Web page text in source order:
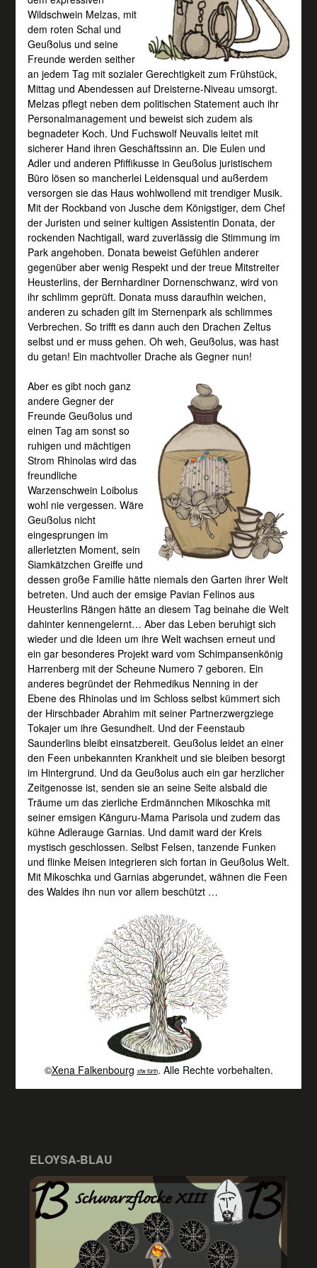
Wildschwein Melzas, mit
dem roten Schal und
Geußolus und seine
Freunde werden seither
an jedem Tag mit sozialer Gerechtigkeit zum Frühstück,
Mittag und Abendessen auf Dreisterne-Niveau umsorgt.
Melzas pflegt neben dem politischen Statement auch ihr
Personalmanagement und beweist sich zudem als
begnadeter Koch. Und Fuchswolf Neuvalis leitet mit
sicherer Hand ihren Geschäftssinn an. Die Eulen und
Adler und anderen Pfiffikusse in Geußolus juristischem
Büro lösen so mancherlei Leidensqual und außerdem
versorgen sie das Haus wohlwollend mit trendiger Musik.
Mit der Rockband von Jusche dem Königstiger, dem Chef
der Juristen und seiner kultigen Assistentin Donata, der
rockenden Nachtigall, ward zuverlässig die Stimmung im
Park angehoben. Donata beweist Gefühlen anderer
gegenüber aber wenig Respekt und der treue Mitstreiter
Heusterlins, der Bernhardiner Dornenschwanz, wird von
ihr schlimm geprüft. Donata muss daraufhin weichen,
anderen zu schaden gilt im Sternenpark als schlimmes
Verbrechen. So trifft es dann auch den Drachen Zeltus
selbst und er muss gehen. Oh weh, Geußolus, was hast
du getan! Ein machtvoller Drache als Gegner nun!
Aber es gibt noch ganz
andere Gegner der
Freunde Geußolus und
einen Tag am sonst so
ruhigen und mächtigen
Strom Rhinolas wird das
freundliche
Warzenschwein Loibolus
wohl nie vergessen. Wäre
Geußolus nicht
eingesprungen im
allerletzten Moment, sein
Siamkätzchen Greiffe und
dessen große Familie hätte niemals den Garten ihrer Welt
betreten. Und auch der emsige Pavian Felinos aus
Heusterlins Rängen hätte an diesem Tag beinahe die Welt
dahinter kennengelernt… Aber das Leben beruhigt sich
wieder und die Ideen um ihre Welt wachsen erneut und
ein gar besonderes Projekt ward vom Schimpansenkönig
Harrenberg mit der Scheune Numero 7 geboren. Ein
anderes begründet der Rehmedikus Nenning in der
Ebene des Rhinolas und im Schloss selbst kümmert sich
der Hirschbader Abrahim mit seiner Partnerzwergziege
Tokajer um ihre Gesundheit. Und der Feenstaub
Saunderlins bleibt einsatzbereit. Geußolus leidet an einer
den Feen unbekannten Krankheit und sie bleiben besorgt
im Hintergrund. Und da Geußolus auch ein gar herzlicher
Zeitgenosse ist, senden sie an seine Seite alsbald die
Träume um das zierliche Erdmännchen Mikoschka mit
seiner emsigen Känguru-Mama Parisola und zudem das
kühne Adlerauge Garnias. Und damit ward der Kreis
mystisch geschlossen. Selbst Felsen, tanzende Funken
und flinke Meisen integrieren sich fortan in Geußolus Welt.
Mit Mikoschka und Garnias abgerundet, wähnen die Feen
des Waldes ihn nun vor allem beschützt …
©Xena Falkenbourg xfw fürth. Alle Rechte vorbehalten.
ELOYSA-BLAU